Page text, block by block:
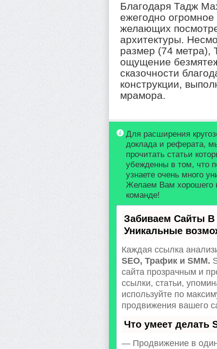
Благодаря Тадж
ежегодно огромное
желающих
архитектуры.
размер (74 метра),
ощущение
сказочности
конструкции,
мрамора.
Для расширения
доклада и реферата,
прочитать статьи
убежденны в том, что
узнаете очень много
Желаем Вам хорошего
команде!
Забиваем Сайты
Уникальные
Каждая ссылка
SEO, Трафик и SMM.
сайта прозрачным и
ссылки, статьи,
используйте по
продвижения вашего
Что умеет делать
— Продвижение в